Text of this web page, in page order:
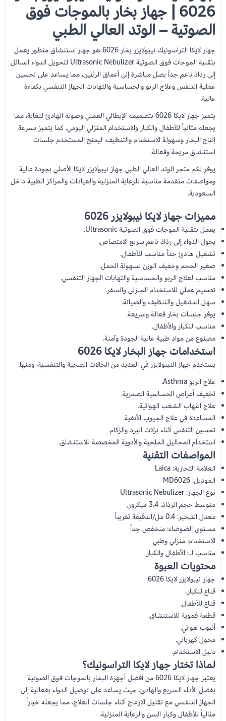
6026 | جهاز بخار بالموجات فوق
الصوتية – الوتد العالي الطبي
جهاز لايكا التراسونيك نيبولايزر بخار 6026 هو جهاز استنشاق متطور يعمل
بتقنية الموجات فوق الصوتية Ultrasonic Nebulizer لتحويل الدواء السائل
إلى رذاذ ناعم جداً يصل مباشرة إلى أعماق الرئتين، مما يساعد على تحسين
عملية التنفس وعلاج الربو والحساسية والتهابات الجهاز التنفسي بكفاءة
عالية.
يتميز جهاز لايكا 6026 بتصميمه الإيطالي العملي وصوته الهادئ للغاية، مما
يجعله مثالياً للأطفال والكبار والاستخدام المنزلي اليومي. كما يتميز بسرعة
إنتاج البخار وسهولة الاستخدام والتنظيف، ليمنح المستخدم جلسات
استنشاق مريحة وفعالة.
يوفر لكم متجر الوتد العالي الطبي جهاز نيبولايزر لايكا الأصلي بجودة عالية
ومواصفات متقدمة مناسبة للرعاية المنزلية والعيادات والمراكز الطبية داخل
السعودية.
مميزات جهاز لايكا نيبولايزر 6026
يعمل بتقنية الموجات فوق الصوتية Ultrasonic.
يحول الدواء إلى رذاذ ناعم سريع الامتصاص.
تشغيل هادئ جداً مناسب للأطفال.
صغير الحجم وخفيف الوزن لسهولة الحمل.
مناسب لعلاج الربو والحساسية والتهابات الجهاز التنفسي.
تصميم عملي للاستخدام المنزلي والسفر.
سهل التشغيل والتنظيف والصيانة.
يوفر جلسات بخار فعالة وسريعة.
مناسب للكبار والأطفال.
مصنوع من مواد طبية عالية الجودة وآمنة.
استخدامات جهاز البخار لايكا 6026
يستخدم جهاز النيبولايزر في العديد من الحالات الصحية والتنفسية، ومنها:
علاج الربو Asthma.
تخفيف أعراض الحساسية الصدرية.
علاج التهاب الشعب الهوائية.
المساعدة في علاج الجيوب الأنفية.
تحسين التنفس أثناء نزلات البرد والزكام.
استخدام المحاليل الملحية والأدوية المخصصة للاستنشاق.
المواصفات التقنية
العلامة التجارية: Laica
الموديل: MD6026
نوع الجهاز: Ultrasonic Nebulizer
متوسط حجم الرذاذ: 3.4 ميكرون
معدل التبخير: 0.4 مل/الدقيقة تقريباً
مستوى الضوضاء: منخفض جداً
الاستخدام: منزلي وطبي
مناسب لـ: الأطفال والكبار
محتويات العبوة
جهاز نيبولايزر لايكا 6026.
قناع للكبار.
قناع للأطفال.
قطعة فموية للاستنشاق.
أنبوب هوائي.
محول كهربائي.
دليل الاستخدام.
لماذا تختار جهاز لايكا التراسونيك؟
يعتبر جهاز لايكا 6026 من أفضل أجهزة البخار بالموجات فوق الصوتية
بفضل الأداء السريع والهادئ، حيث يساعد على توصيل الدواء بفعالية إلى
الجهاز التنفسي مع تقليل الإزعاج أثناء جلسات العلاج، مما يجعله خياراً
مثالياً للأطفال وكبار السن والرعاية المنزلية.